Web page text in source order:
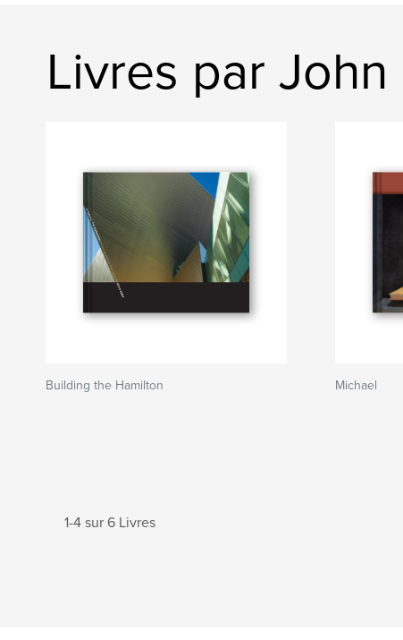
Livres par
Building the Hamilton Michael
1-4 sur 6 Livres